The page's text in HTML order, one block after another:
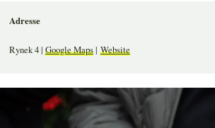
Adresse
Rynek 4 | Google Maps| Website